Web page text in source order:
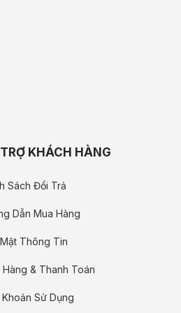
KHÁCH HÀNG
Sách Đổi Trả
Dẫn Mua Hàng
Thông Tin
Hàng & Thanh Toán
Sử Dụng